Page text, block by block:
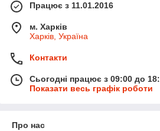
Працює з 11.01.2016
м. Харків
Харків, Україна
Контакти
Сьогодні працює з 09:00 до
Показати весь графік роботи
Про нас